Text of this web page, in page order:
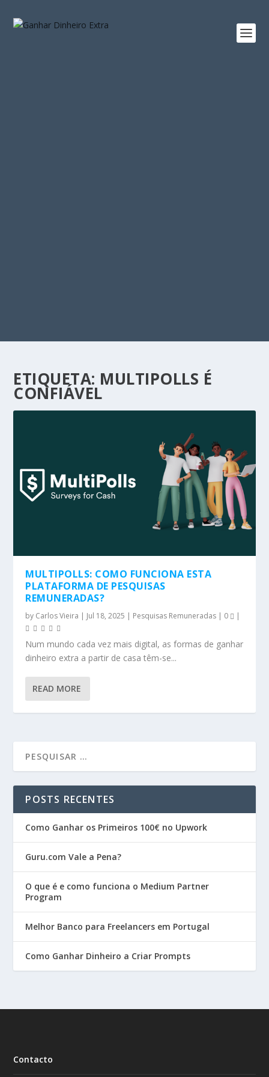
ETIQUETA: MULTIPOLLS É
CONFIÁVEL
MULTIPOLLS: COMO FUNCIONA ESTA
PLATAFORMA DE PESQUISAS
REMUNERADAS?
by Carlos Vieira | Jul 18, 2025 | Pesquisas Remuneradas | 0 |
Num mundo cada vez mais digital, as formas de ganhar
dinheiro extra a partir de casa têm-se...
READ MORE
POSTS RECENTES
Como Ganhar os Primeiros 100€ no Upwork
Guru.com Vale a Pena?
O que é e como funciona o Medium Partner
Program
Melhor Banco para Freelancers em Portugal
Como Ganhar Dinheiro a Criar Prompts
Contacto